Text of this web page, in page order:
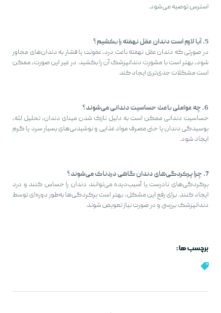
استرس توصیه می‌شود.
5. آیا لازم است دندان عقل نهفته را بکشیم؟
در صورتی که دندان عقل نهفته باعث درد، عفونت یا فشار به دندان‌های مجاور
شود، بهتر است با مشورت دندانپزشک آن را بکشید. در غیر این صورت، ممکن
است مشکلات جدی‌تری ایجاد کند.
6. چه عواملی باعث حساسیت دندانی می‌شوند؟
حساسیت دندانی ممکن است به دلیل نازک شدن مینای دندان، تحلیل لثه،
پوسیدگی دندان یا حتی مصرف مواد غذایی و نوشیدنی‌های بسیار سرد یا گرم
ایجاد شود.
7. چرا پرکردگی‌های دندان گاهی دردناک می‌شوند؟
پرکردگی‌های نادرست یا آسیب‌دیده می‌توانند دندان را حساس کنند و درد
ایجاد کنند. برای رفع این مشکل، بهتر است پرکردگی‌ها به‌طور دوره‌ای توسط
دندانپزشک بررسی و در صورت نیاز تعویض شوند.
برچسب ها :